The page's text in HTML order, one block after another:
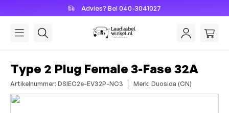
Advies? Bel 040-3041027
Type 2 Plug Female 3-Fase 32A
Artikelnummer: DSIEC2e-EV32P-NC3 Merk: Duosida (CN)
Afbeeldingengalerij overslaan